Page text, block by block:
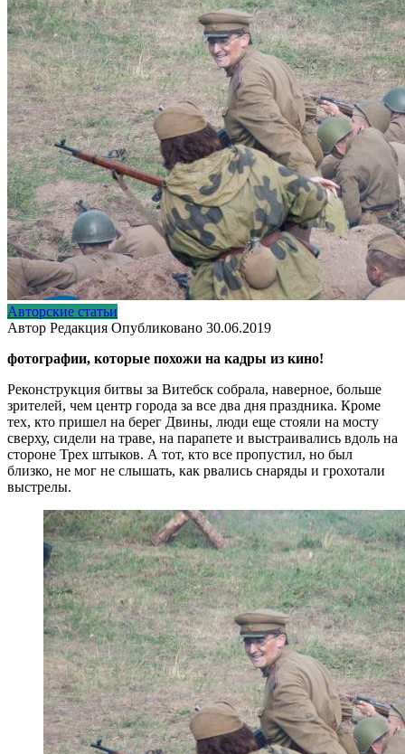
Авторские статьи
Автор Редакция Опубликовано 30.06.2019
фотографии, которые похожи на кадры из кино!
Реконструкция битвы за Витебск собрала, наверное, больше
зрителей, чем центр города за все два дня праздника. Кроме
тех, кто пришел на берег Двины, люди еще стояли на мосту
сверху, сидели на траве, на парапете и выстраивались вдоль на
стороне Трех штыков. А тот, кто все пропустил, но был
близко, не мог не слышать, как рвались снаряды и грохотали
выстрелы.